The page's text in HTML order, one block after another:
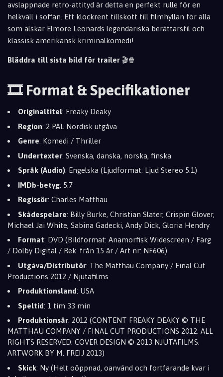
avslappnade retro-attityd är detta en perfekt rulle för en
helkväll i soffan. Ett klockrent tillskott till filmhyllan för alla
som älskar Elmore Leonards legendariska berättarstil och
klassisk amerikansk kriminalkomedi!
Bläddra till sista bild för trailer 🎬🍿
🎞️ Format & Specifikationer
Originaltitel: Freaky Deaky
Region: 2 PAL Nordisk utgåva
Genre: Komedi / Thriller
Undertexter: Svenska, danska, norska, finska
Språk (Audio): Engelska (Ljudformat: Ljud Stereo 5.1)
IMDb-betyg: 5.7
Regissör: Charles Matthau
Skådespelare: Billy Burke, Christian Slater, Crispin Glover,
Michael Jai White, Sabina Gadecki, Andy Dick, Gloria Hendry
Format: DVD (Bildformat: Anamorfisk Widescreen / Färg
/ Dolby Digital / Rek. från 15 år / Art nr: NF606)
Utgåva/Distributör: The Matthau Company / Final Cut
Productions 2012 / Njutafilms
Produktionsland: USA
Speltid: 1 tim 33 min
Produktionsår: 2012 (CONTENT FREAKY DEAKY © THE
MATTHAU COMPANY / FINAL CUT PRODUCTIONS 2012. ALL
RIGHTS RESERVED. COVER DESIGN © 2013 NJUTAFILMS.
ARTWORK BY M. FREIJ 2013)
Skick: Ny (Helt oöppnad, oanvänd och fortfarande kvar i